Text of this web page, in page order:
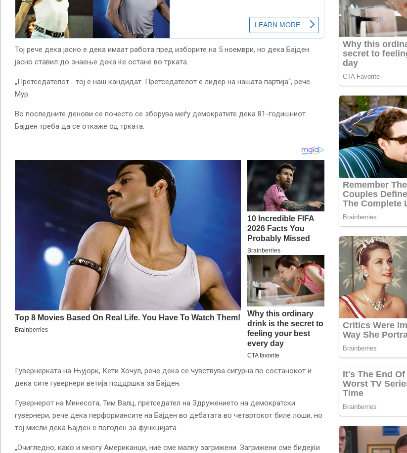
Тој рече дека јасно е дека имаат работа пред изборите на 5 ноември, но дека Бајден
јасно ставил до знаење дека ќе остане во трката.
„Претседателот… тој е наш кандидат. Претседателот е лидер на нашата партија“, рече
Мур.
Во последните денови се почесто се зборува меѓу демократите дека 81-годишниот
Бајден треба да се откаже од трката.
Гувернерката на Њујорк, Кети Хочул, рече дека се чувствува сигурна по состанокот и
дека сите гувернери ветија поддршка за Бајден.
Гувернерот на Минесота, Тим Валц, претседател на Здружението на демократски
гувернери, рече дека перформансите на Бајден во дебатата во четвртокот биле лоши, но
тој мисли дека Бајден е погоден за функцијата.
„Очигледно, како и многу Американци, ние сме малку загрижени. Загрижени сме бидејќи